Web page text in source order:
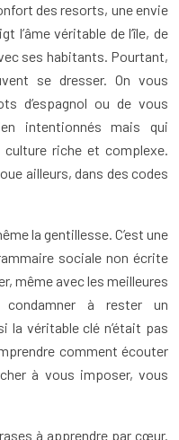
des resorts, une envie
l’âme véritable de l’île, de
ses habitants. Pourtant,
se dresser. On vous
d’espagnol ou de vous
intentionnés mais qui
culture riche et complexe.
ailleurs, dans des codes
la gentillesse. C’est une
sociale non écrite
même avec les meilleures
à rester un
la véritable clé n’était pas
comment écouter
à vous imposer, vous
à apprendre par cœur.